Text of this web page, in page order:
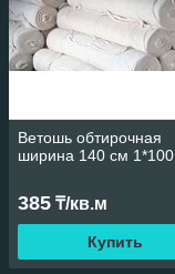
Ветошь обтирочная
ширина 140 см
385 ₸/кв.м
Купить